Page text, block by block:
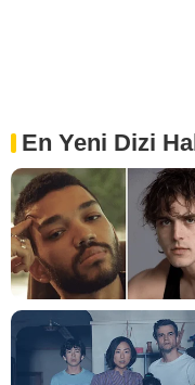
En Yeni Dizi